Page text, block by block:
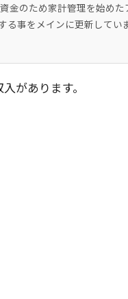
のため家計管理を始めた
る事をメインに更新してい
があります。